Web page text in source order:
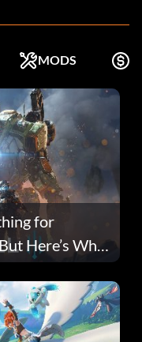
MODS
for
Here’s Why